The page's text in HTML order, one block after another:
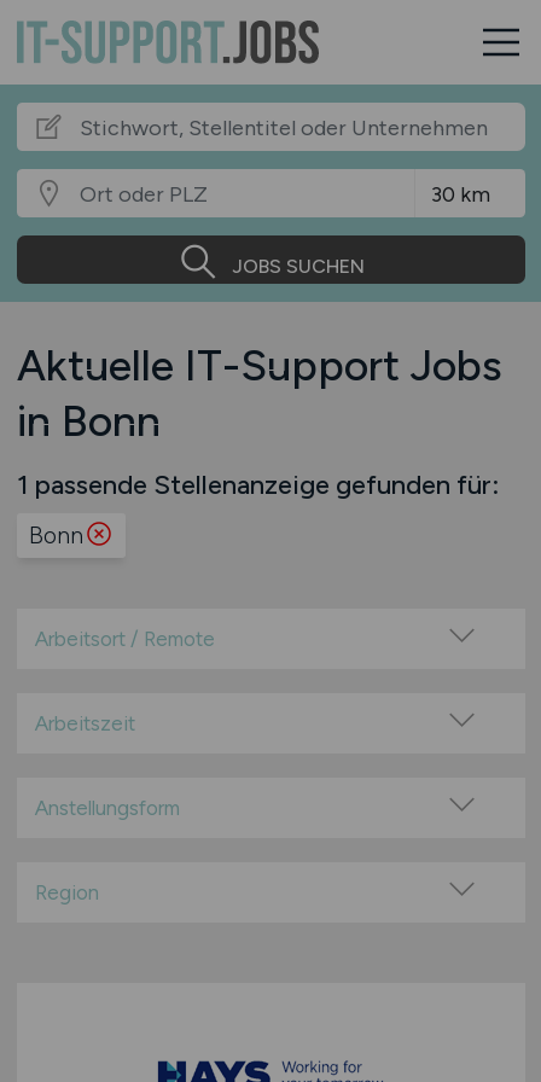
JOBS SUCHEN
Aktuelle IT-Support Jobs
in Bonn
1 passende Stellenanzeige gefunden für:
Bonn
Arbeitsort / Remote
Home-Office möglich / Hybrid
Remote aus dem Ausland möglich
Arbeitszeit
Teilzeit
Anstellungsform
befristete Anstellung
geringfügige Beschäftigung / Minijob
Region